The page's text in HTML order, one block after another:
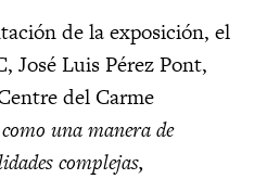
de la exposición, el
José Luis Pérez Pont,
del Carme
una manera de
complejas,